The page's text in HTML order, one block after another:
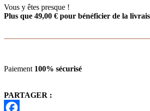
Vous y êtes presque !
Plus que 49,00 € pour bénéficier de la
Paiement 100% sécurisé
PARTAGER :